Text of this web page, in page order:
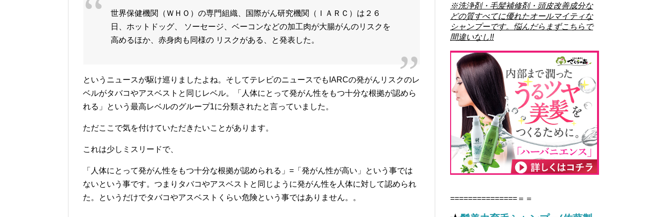
世界保健機関（ＷＨＯ）の専門組織、国際がん研究機関（ＩＡＲＣ）は２６
日、ホットドッグ、 ソーセージ、ベーコンなどの加工肉が大腸がんのリスクを
高めるほか、赤身肉も同様の リスクがある、と発表した。
というニュースが駆け巡りましたよね。そしてテレビのニュースでもIARCの発がんリスクのレ
ベルがタバコやアスベストと同じレベル。「人体にとって発がん性をもつ十分な根拠が認めら
れる」という最高レベルのグループ1に分類されたと言っていました。
ただここで気を付けていただきたいことがあります。
これは少しミスリードで、
「人体にとって発がん性をもつ十分な根拠が認められる」=「発がん性が高い」という事では
ないという事です。つまりタバコやアスベストと同じように発がん性を人体に対して認められ
た。というだけでタバコやアスベストくらい危険という事ではありません。。
※洗浄剤・毛髪補修剤・頭皮改善成分な
どの質すべてに優れたオールマイティな
シャンプーです。悩んだらまずこちらで
間違いなし!!
===============＝＝